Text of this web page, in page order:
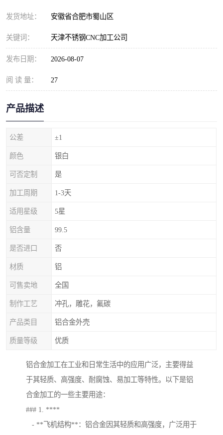
发货地址： 安徽省合肥市蜀山区
关键词： 天津不锈钢CNC加工公司
发布日期： 2026-08-07
阅 读 量： 27
产品描述
公差 ±1
颜色 银白
可否定制 是
加工周期 1-3天
适用星级 5星
铝含量 99.5
是否进口 否
材质 铝
可售卖地 全国
制作工艺 冲孔，雕花，氟碳
产品类目 铝合金外壳
质量等级 优质
铝合金加工在工业和日常生活中的应用广泛，主要得益
于其轻质、高强度、耐腐蚀、易加工等特性。以下是铝
合金加工的一些主要用途：
### 1. ****
- **飞机结构**：铝合金因其轻质和高强度，广泛用于